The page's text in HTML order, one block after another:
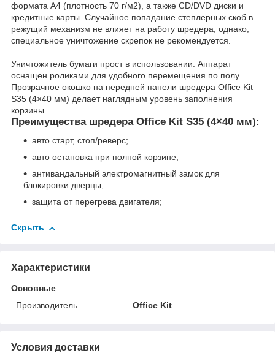
формата А4 (плотность 70 г/м2), а также CD/DVD диски и
кредитные карты. Случайное попадание степлерных скоб в
режущий механизм не влияет на работу шредера, однако,
специальное уничтожение скрепок не рекомендуется.
Уничтожитель бумаги прост в использовании. Аппарат
оснащен роликами для удобного перемещения по полу.
Прозрачное окошко на передней панели шредера Office Kit
S35 (4×40 мм) делает наглядным уровень заполнения
корзины.
Преимущества шредера Office Kit S35 (4×40 мм):
авто старт, стоп/реверс;
авто остановка при полной корзине;
антивандальный электромагнитный замок для
блокировки дверцы;
защита от перегрева двигателя;
Скрыть
Характеристики
Основные
Производитель
Office Kit
Условия доставки